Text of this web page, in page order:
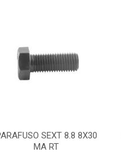
SEXT 8.8 8X30
MA RT